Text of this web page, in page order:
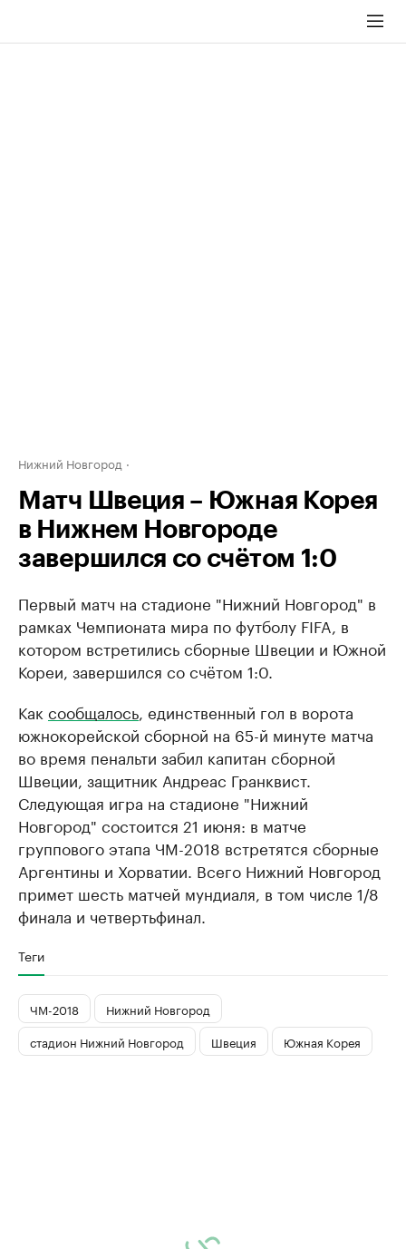
Нижний Новгород
Матч Швеция – Южная Корея
в Нижнем Новгороде
завершился со счётом 1:0
Первый матч на стадионе "Нижний Новгород" в
рамках Чемпионата мира по футболу FIFA, в
котором встретились сборные Швеции и Южной
Кореи, завершился со счётом 1:0.
Как сообщалось , единственный гол в ворота
южнокорейской сборной на 65-й минуте матча
во время пенальти забил капитан сборной
Швеции, защитник Андреас Гранквист.
Следующая игра на стадионе "Нижний
Новгород" состоится 21 июня: в матче
группового этапа ЧМ-2018 встретятся сборные
Аргентины и Хорватии. Всего Нижний Новгород
примет шесть матчей мундиаля, в том числе 1/8
финала и четвертьфинал.
Теги
ЧМ-2018
Нижний Новгород
стадион Нижний Новгород
Швеция Южная Корея